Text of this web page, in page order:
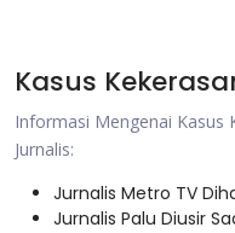
Kasus
Informasi Mengenai Kasus
Jurnalis:
Jurnalis Metro TV
Jurnalis Palu Diusir